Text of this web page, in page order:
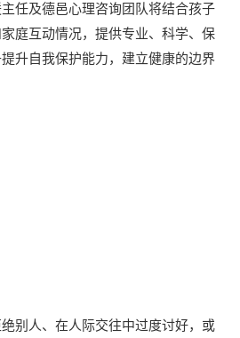
任及德邑心理咨询团队将结合孩子
庭互动情况，提供专业、科学、保
升自我保护能力，建立健康的边界
别人、在人际交往中过度讨好，或